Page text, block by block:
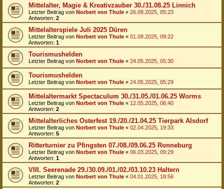
Mittelalter, Magie & Kreativzauber 30./31.08.25 Linnich
Letzter Beitrag von Norbert von Thule « 26.08.2025, 05:23
Antworten: 2
Mittelalterspiele Juli 2025 Düren
Letzter Beitrag von Norbert von Thule « 01.08.2025, 09:22
Antworten: 1
Tourismushelden
Letzter Beitrag von Norbert von Thule « 24.05.2025, 05:30
Tourismushelden
Letzter Beitrag von Norbert von Thule « 24.05.2025, 05:29
Mittelaltermarkt Spectaculum 30./31.05./01.06.25 Worms
Letzter Beitrag von Norbert von Thule « 12.05.2025, 06:40
Antworten: 2
Mittelalterliches Osterfest 19./20./21.04.25 Tierpark Alsdorf
Letzter Beitrag von Norbert von Thule « 02.04.2025, 19:33
Antworten: 5
Ritterturnier zu Pfingsten 07./08./09.06.25 Ronneburg
Letzter Beitrag von Norbert von Thule « 06.03.2025, 09:29
Antworten: 1
VIII. Seerenade 29./30.09./01./02./03.10.23 Haltern
Letzter Beitrag von Norbert von Thule « 04.01.2025, 18:56
Antworten: 2